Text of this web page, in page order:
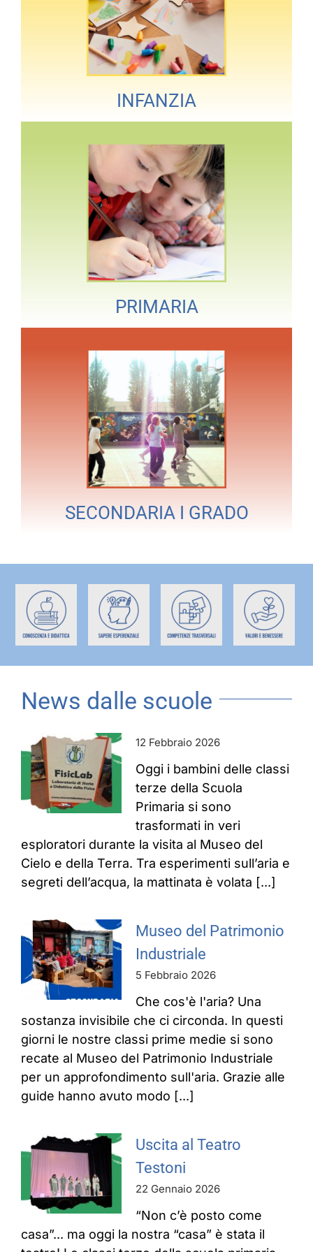
INFANZIA
PRIMARIA
SECONDARIA I GRADO
News dalle scuole
12 Febbraio 2026
Oggi i bambini delle classi
terze della Scuola
Primaria si sono
trasformati in veri
esploratori durante la visita al Museo del
Cielo e della Terra. Tra esperimenti sull’aria e
segreti dell’acqua, la mattinata è volata [...]
Museo del Patrimonio
Industriale
5 Febbraio 2026
Che cos'è l'aria? Una
sostanza invisibile che ci circonda. In questi
giorni le nostre classi prime medie si sono
recate al Museo del Patrimonio Industriale
per un approfondimento sull'aria. Grazie alle
guide hanno avuto modo [...]
Uscita al Teatro
Testoni
22 Gennaio 2026
“Non c’è posto come
casa”... ma oggi la nostra “casa” è stata il